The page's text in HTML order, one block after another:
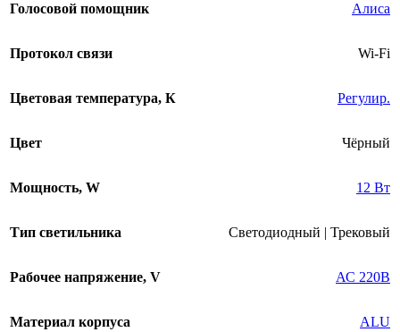
Голосовой помощник Алиса
Протокол связи Wi-Fi
Цветовая температура, К Регулир.
Цвет Чёрный
Мощность, W 12 Вт
Тип светильника Светодиодный | Трековый
Рабочее напряжение, V АС 220В
Материал корпуса ALU